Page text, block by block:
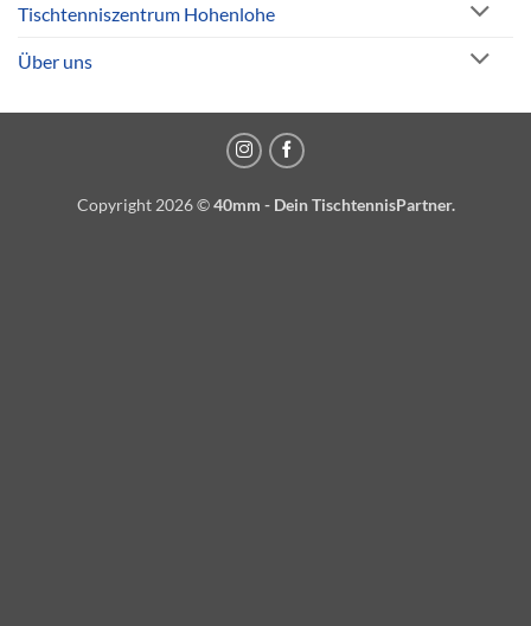
Tischtenniszentrum Hohenlohe
Über uns
Copyright 2026 ©40mm - Dein TischtennisPartner.